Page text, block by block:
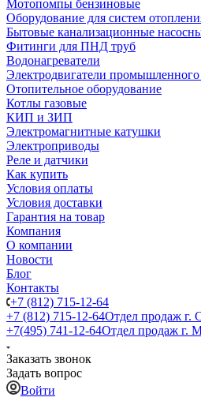
Мотопомпы бензиновые
Оборудование для систем
Бытовые канализационные
Фитинги для ПНД труб
Водонагреватели
Электродвигатели промышленного
Отопительное оборудование
Котлы газовые
КИП и ЗИП
Электромагнитные катушки
Электроприводы
Реле и датчики
Как купить
Условия оплаты
Условия доставки
Гарантия на товар
Компания
О компании
Новости
Блог
Контакты
+7 (812) 715-12-64
+7 (812) 715-12-64Отдел продаж г.
+7(495) 741-12-64Отдел продаж г.
Заказать звонок
Задать вопрос
Войти